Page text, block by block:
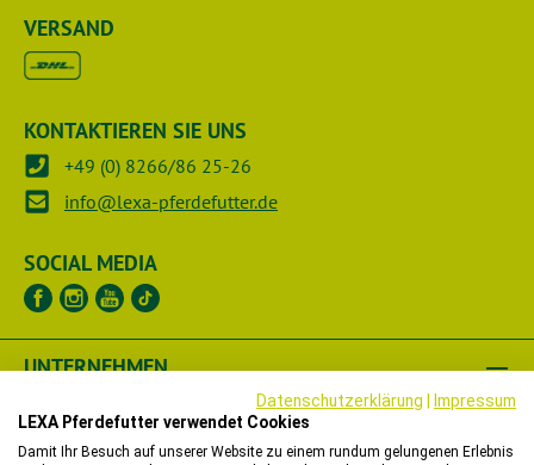
VERSAND
KONTAKTIEREN SIE UNS
+49 (0) 8266/86 25-26
info@lexa-pferdefutter.de
SOCIAL MEDIA
UNTERNEHMEN
RECHTLICHES
Datenschutzerklärung
Impressum
LEXA Pferdefutter verwendet Cookies
Damit Ihr Besuch auf unserer Website zu einem rundum gelungenen Erlebnis